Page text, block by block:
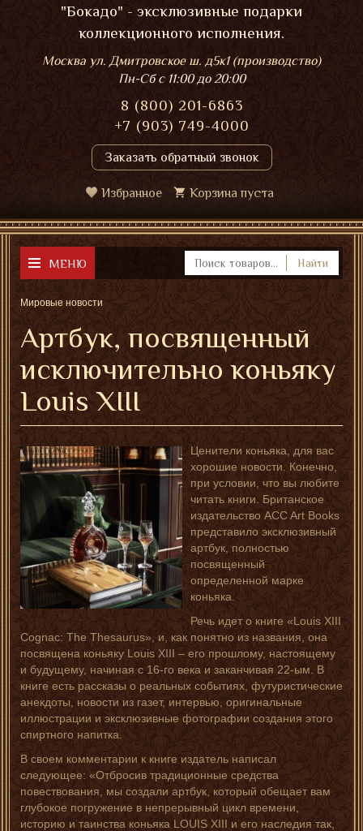
"Бокадо" - эксклюзивные подарки
коллекционного исполнения.
Москва ул. Дмитровское ш. д5к1 (производство)
Пн-Сбс 11:00 до 20:00
8 (800) 201-6863
+7 (903) 749-4000
Заказать обратный звонок
Избранное Корзина пуста
МЕНЮ Найти
Мировые новости
Артбук, посвященный
исключительно коньяку
Louis XIII
Ценители коньяка, для вас
хорошие новости. Конечно,
при условии, что вы любите
читать книги. Британское
издательство ACC Art Books
представило эксклюзивный
артбук, полностью
посвященный
определенной марке
коньяка.
Речь идет о книге «Louis XIII
Cognac: The Thesaurus», и, как понятно из названия, она
посвящена коньяку Louis XIII – его прошлому, настоящему
и будущему, начиная с 16-го века и заканчивая 22-ым. В
книге есть рассказы о реальных событиях, футуристические
анекдоты, новости из газет, интервью, оригинальные
иллюстрации и эксклюзивные фотографии создания этого
спиртного напитка.
В своем комментарии к книге издатель написал
следующее: «Отбросив традиционные средства
повествования, мы создали артбук, который обещает вам
глубокое погружение в непрерывный цикл времени,
историю и таинства коньяка LOUIS XIII и его наследия так,